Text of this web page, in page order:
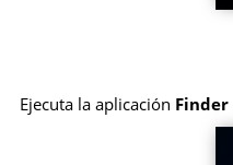
Ejecuta la aplicación Finder